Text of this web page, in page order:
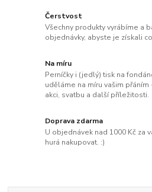
Čerstvost
Všechny produkty vyrábíme a
objednávky, abyste je získali
Na míru
Perníčky i (jedlý) tisk na
uděláme na míru vašim
akci, svatbu a další příležitosti.
Doprava zdarma
U objednávek nad 1000 Kč za
hurá nakupovat. :)